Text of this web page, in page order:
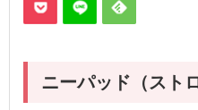
ニーパッド（スト